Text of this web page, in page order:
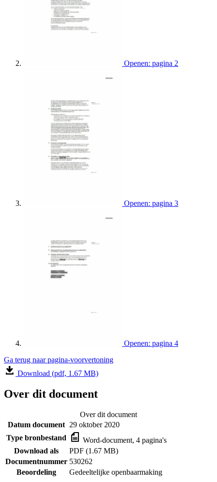
Openen: pagina 2
Openen: pagina 3
Openen: pagina 4
Ga terug naar pagina-voorvertoning
Download (pdf, 1.67 MB)
Over dit document
Over dit document
Datum document 29 oktober 2020
Type bronbestand
Word-document, 4 pagina's
Download als
PDF (1.67 MB)
Documentnummer 530262
Beoordeling
Gedeeltelijke openbaarmaking